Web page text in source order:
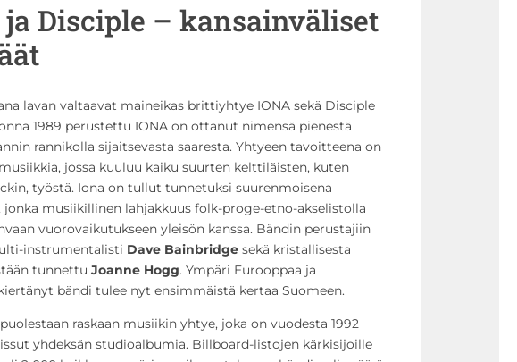
ja Disciple – kansainväliset
lavan valtaavat maineikas brittiyhtye IONA sekä Disciple
1989 perustettu IONA on ottanut nimensä pienestä
rannikolla sijaitsevasta saaresta. Yhtyeen tavoitteena on
jossa kuuluu kaiku suurten kelttiläisten, kuten
työstä. Iona on tullut tunnetuksi suurenmoisena
jonka musiikillinen lahjakkuus folk-proge-etno-akselistolla
vuorovaikutukseen yleisön kanssa. Bändin perustajiin
instrumentalisti Dave Bainbridgesekä kristallisesta
tunnettu Joanne Hogg. Ympäri Eurooppaa ja
bändi tulee nyt ensimmäistä kertaa Suomeen.
raskaan musiikin yhtye, joka on vuodesta 1992
yhdeksän studioalbumia. Billboard-listojen kärkisijoille